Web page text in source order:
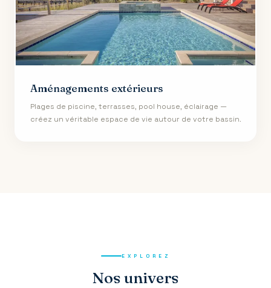
Aménagements extérieurs
Plages de piscine, terrasses, pool house, éclairage —
créez un véritable espace de vie autour de votre bassin.
EXPLOREZ
Nos univers